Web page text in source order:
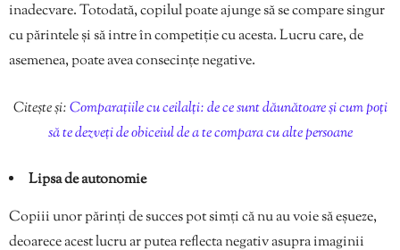
inadecvare. Totodată, copilul poate ajunge să se compare singur
cu părintele și să intre în competiție cu acesta. Lucru care, de
asemenea, poate avea consecințe negative.
Citește și:Comparațiile cu ceilalți: de ce sunt dăunătoare și cum poți
să te dezveți de obiceiul de a te compara cu alte persoane
Lipsa de autonomie
Copiii unor părinți de succes pot simți că nu au voie să eșueze,
deoarece acest lucru ar putea reflecta negativ asupra imaginii